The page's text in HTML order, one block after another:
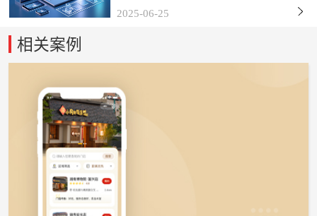
价值」的理念，深度挖掘客户需求，打磨
2025-06-25
相关案例